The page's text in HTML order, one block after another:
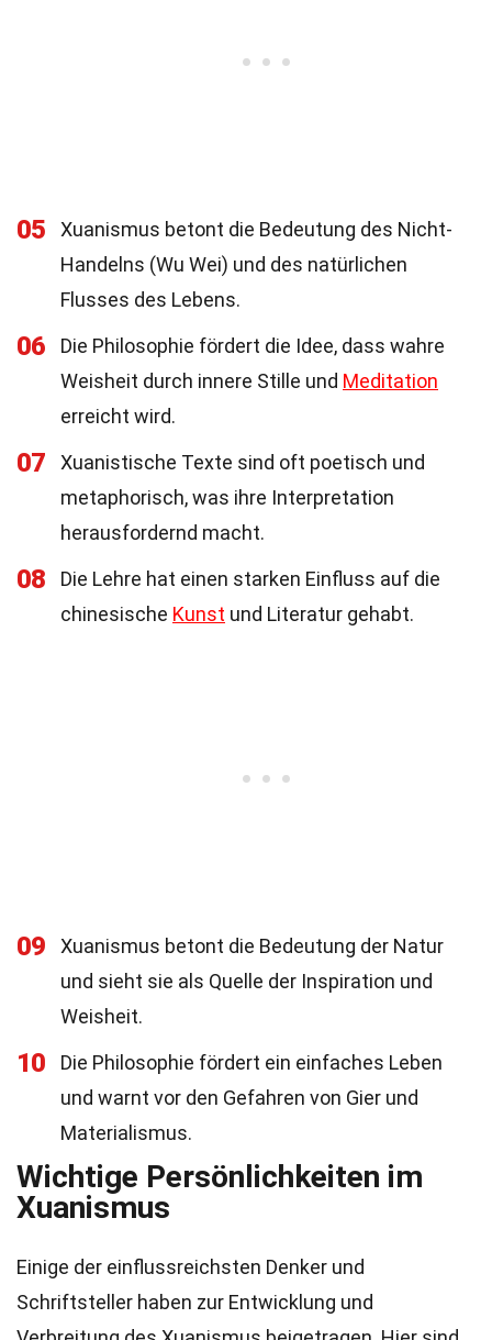
05
Xuanismus betont die Bedeutung des Nicht-
Handelns (Wu Wei) und des natürlichen
Flusses des Lebens.
06
Die Philosophie fördert die Idee, dass wahre
Weisheit durch innere Stille und Meditation
erreicht wird.
07
Xuanistische Texte sind oft poetisch und
metaphorisch, was ihre Interpretation
herausfordernd macht.
08
Die Lehre hat einen starken Einfluss auf die
chinesische Kunst und Literatur gehabt.
09
Xuanismus betont die Bedeutung der Natur
und sieht sie als Quelle der Inspiration und
Weisheit.
10
Die Philosophie fördert ein einfaches Leben
und warnt vor den Gefahren von Gier und
Materialismus.
Wichtige Persönlichkeiten im
Xuanismus
Einige der einflussreichsten Denker und
Schriftsteller haben zur Entwicklung und